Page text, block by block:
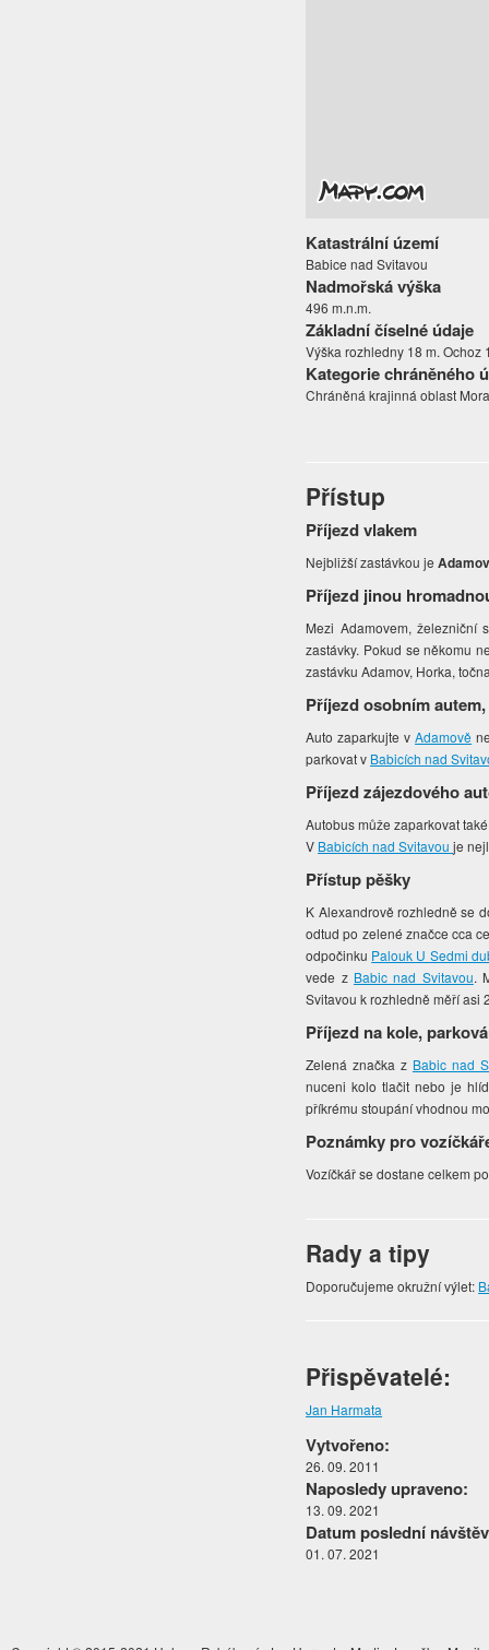
Katastrální území
Babice nad Svitavou
Nadmořská výška
496 m.n.m.
Základní číselné údaje
Výška rozhledny 18 m. Ochoz
Kategorie chráněného
Chráněná krajinná oblast
Přístup
Příjezd vlakem
Nejbližší zastávkou je
Příjezd jinou
Mezi Adamovem, železniční
zastávky. Pokud se někomu
zastávku Adamov, Horka,
Příjezd osobním
Auto zaparkujte vAdamově
parkovat v Babicích nad
Příjezd zájezdového
Autobus může zaparkovat
V Babicích nad Svitavouje
Přístup pěšky
K Alexandrově rozhledně se
odtud po zelené značce cca
odpočinku Palouk U Sedmi
vede z Babic nad Svitavou.
Svitavou k rozhledně měří asi
Příjezd na kole,
Zelená značka z Babic nad
nuceni kolo tlačit nebo je
příkrému stoupání vhodnou
Poznámky pro
Vozíčkář se dostane celkem
Rady a tipy
Doporučujeme okružní výlet:
Přispěvatelé:
Jan Harmata
Vytvořeno:
26. 09. 2011
Naposledy upraveno:
13. 09. 2021
Datum poslední
01. 07. 2021